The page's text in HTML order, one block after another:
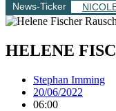
News-Ticker
HELENE
Stephan Imming
20/06/2022
06:00